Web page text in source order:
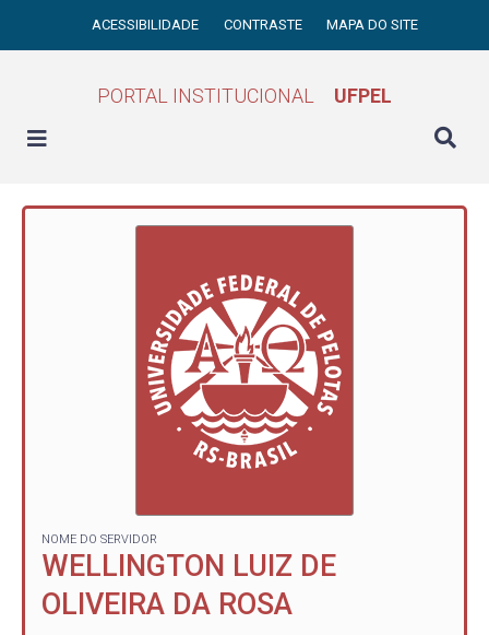
ACESSIBILIDADE CONTRASTE MAPA DO SITE
PORTAL INSTITUCIONAL UFPEL
NOME DO SERVIDOR
WELLINGTON LUIZ DE
OLIVEIRA DA ROSA